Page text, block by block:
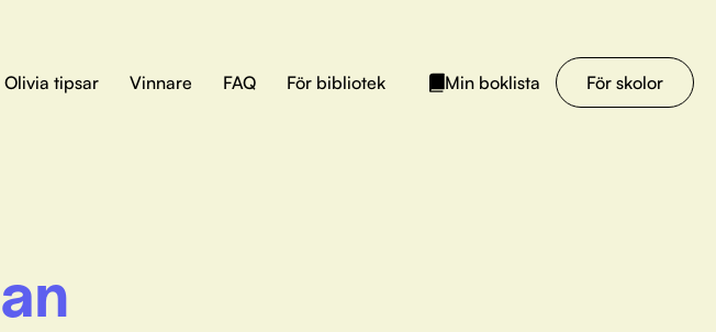
Olivia tipsar Vinnare FAQ För bibliotek Min boklista För skolor